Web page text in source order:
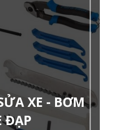
XE - BƠM
ĐẠP